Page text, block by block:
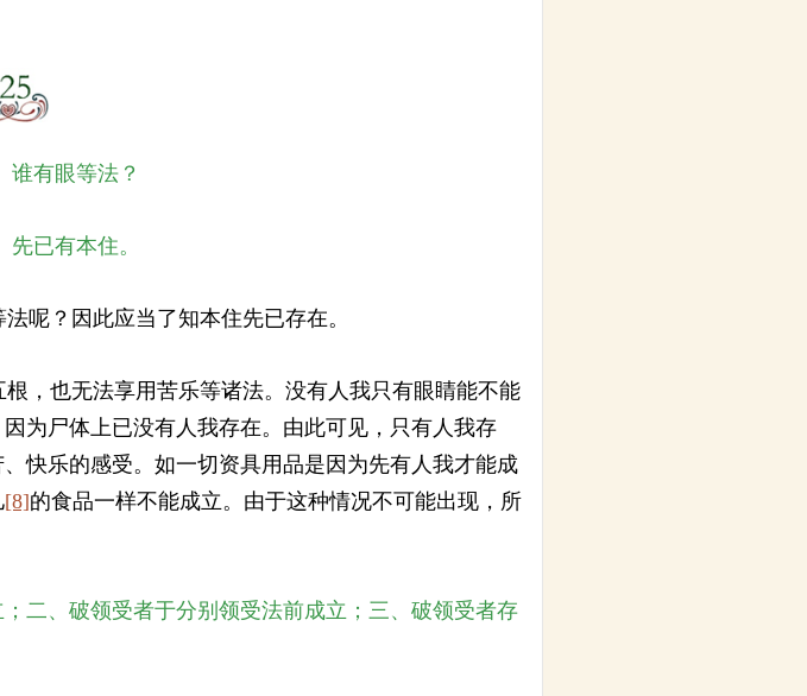
谁有眼等法？
先已有本住。
呢？因此应当了知本住先已存在。
，也无法享用苦乐等诸法。没有人我只有眼睛能不能
为尸体上已没有人我存在。由此可见，只有人我存
快乐的感受。如一切资具用品是因为先有人我才能成
[8]的食品一样不能成立。由于这种情况不可能出现，所
二、破领受者于分别领受法前成立；三、破领受者存